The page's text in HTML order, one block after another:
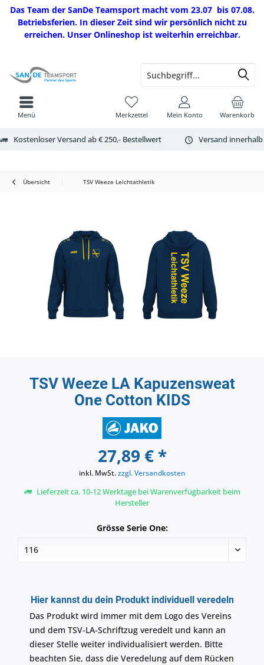
Das Team der SanDe Teamsport macht vom 23.07 bis 07.08.
Betriebsferien. In dieser Zeit sind wir persönlich nicht zu
erreichen. Unser Onlineshop ist weiterhin erreichbar.
Kostenloser Versand ab € 250,- Bestellwert Versand
Warenkorb
Merkzettel Mein Konto
Menü
Übersicht TSV Weeze Leichtathletik
TSV Weeze LA Kapuzensweat
One Cotton KIDS
27,89 € *
inkl. MwSt.zzgl. Versandkosten
Lieferzeit ca. 10-12 Werktage bei Warenverfügbarkeit beim
Hersteller
Grösse Serie One:
Hier kannst du dein Produkt individuell veredeln
Das Produkt wird immer mit dem Logo des Vereins
und dem TSV-LA-Schriftzug veredelt und kann an
dieser Stelle weiter individualisiert werden. Bitte
beachten Sie, dass die Veredelung auf dem Rücken